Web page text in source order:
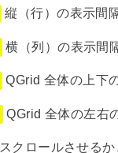
縦（行）の表示間
横（列）の表示間
QGrid 全体の上下
QGrid 全体の左右
スクロールさせる